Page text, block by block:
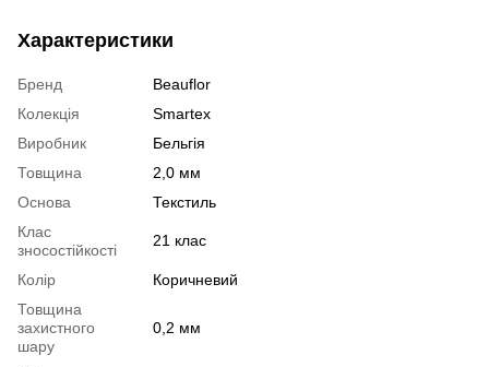
Характеристики
Бренд
Beauflor
Колекція
Smartex
Виробник
Бельгія
Товщина
2,0 мм
Основа
Текстиль
Клас
зносостійкості
21 клас
Колір
Коричневий
Товщина
захистного
шару
0,2 мм